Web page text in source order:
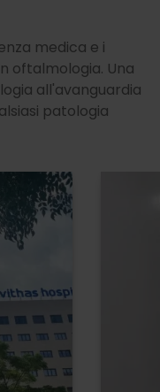
medica e i
oftalmologia. Una
all'avanguardia
patologia